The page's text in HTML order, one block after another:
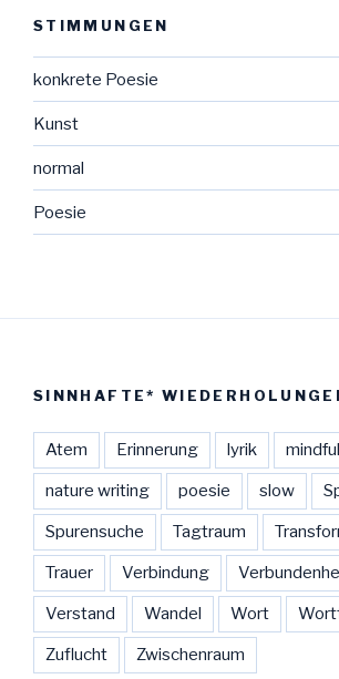
STIMMUNGEN
konkrete Poesie
Kunst
normal
Poesie
SINNHAFTE*
Atem Erinnerung lyrik
nature writing poesie slow
Spurensuche Tagtraum
Trauer Verbindung
Verstand Wandel Wort
Zuflucht Zwischenraum